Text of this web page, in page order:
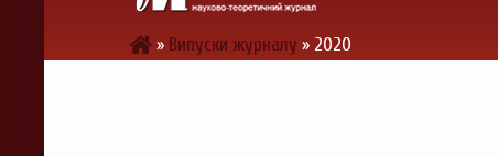
» Випуски журналу » 2020